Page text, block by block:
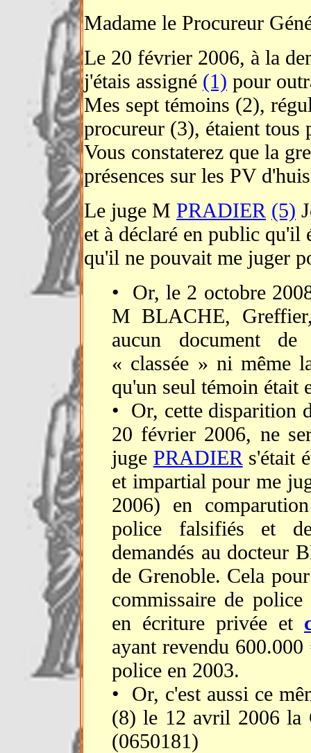
Madame le Procureur
Le 20 février 2006, à la
j'étais assigné (1) pour
Mes sept témoins (2),
procureur (3), étaient tous
Vous constaterez que la
présences sur les PV
Le juge M PRADIER (5)
et à déclaré en public qu'il
qu'il ne pouvait me juger
• Or, le 2 octobre
M BLACHE,
aucun document
« classée » ni même
qu'un seul témoin était
• Or, cette disparition
20 février 2006, ne
juge PRADIER s'était
et impartial pour me
2006) en
police falsifiés et
demandés au docteur
de Grenoble. Cela
commissaire de
en écriture privée et
ayant revendu
police en 2003.
• Or, c'est aussi ce
(8) le 12 avril 2006 la
(0650181)